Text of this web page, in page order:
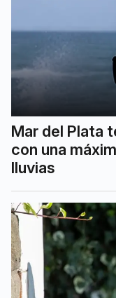
Mar del Plata
con una
lluvias